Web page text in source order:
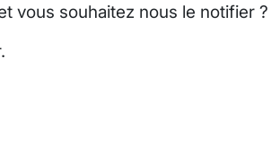
vous souhaitez nous le notifier ?